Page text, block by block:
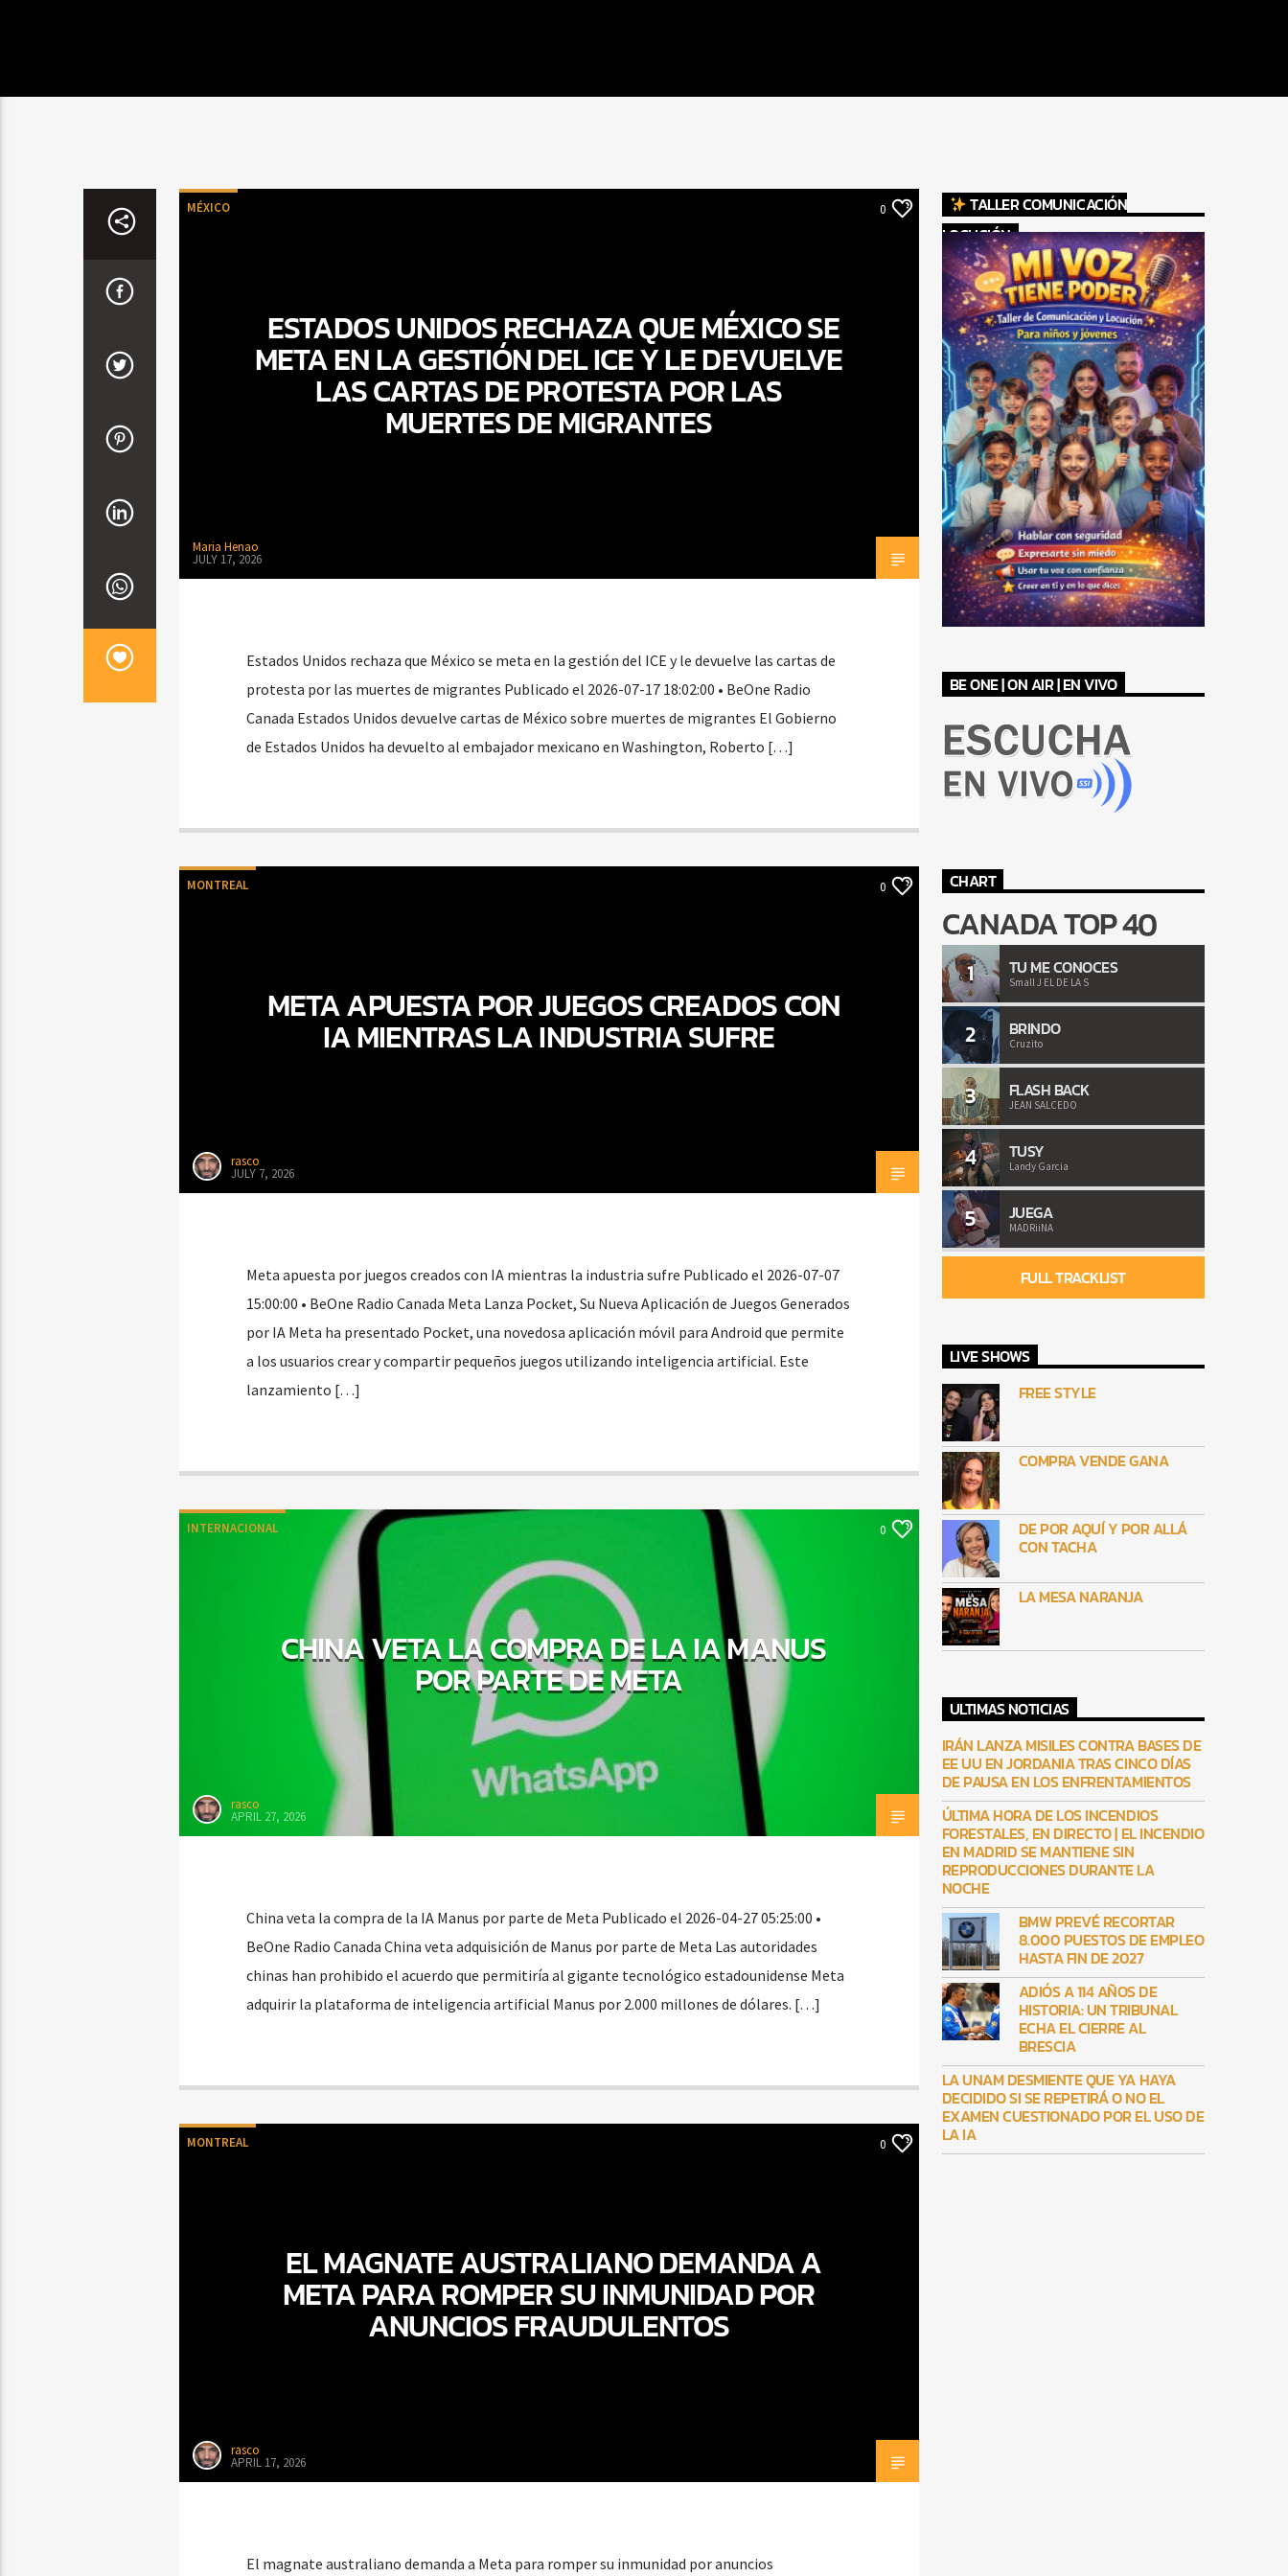
MÉXICO 0
ESTADOS UNIDOS RECHAZA QUE MÉXICO SE
META EN LA GESTIÓN DEL ICE Y LE DEVUELVE
LAS CARTAS DE PROTESTA POR LAS
MUERTES DE MIGRANTES
Maria Henao
JULY 17, 2026
Estados Unidos rechaza que México se meta en la gestión del ICE y le devuelve las cartas de
protesta por las muertes de migrantes Publicado el 2026-07-17 18:02:00 • BeOne Radio
Canada Estados Unidos devuelve cartas de México sobre muertes de migrantes El Gobierno
de Estados Unidos ha devuelto al embajador mexicano en Washington, Roberto […]
MONTREAL 0
META APUESTA POR JUEGOS CREADOS CON
IA MIENTRAS LA INDUSTRIA SUFRE
rasco
JULY 7, 2026
Meta apuesta por juegos creados con IA mientras la industria sufre Publicado el 2026-07-07
15:00:00 • BeOne Radio Canada Meta Lanza Pocket, Su Nueva Aplicación de Juegos Generados
por IA Meta ha presentado Pocket, una novedosa aplicación móvil para Android que permite
a los usuarios crear y compartir pequeños juegos utilizando inteligencia artificial. Este
lanzamiento […]
INTERNACIONAL 0
CHINA VETA LA COMPRA DE LA IA MANUS
POR PARTE DE META
rasco
APRIL 27, 2026
China veta la compra de la IA Manus por parte de Meta Publicado el 2026-04-27 05:25:00 •
BeOne Radio Canada China veta adquisición de Manus por parte de Meta Las autoridades
chinas han prohibido el acuerdo que permitiría al gigante tecnológico estadounidense Meta
adquirir la plataforma de inteligencia artificial Manus por 2.000 millones de dólares. […]
MONTREAL 0
EL MAGNATE AUSTRALIANO DEMANDA A
META PARA ROMPER SU INMUNIDAD POR
ANUNCIOS FRAUDULENTOS
rasco
APRIL 17, 2026
El magnate australiano demanda a Meta para romper su inmunidad por anuncios
TALLER COMUNICACIÓN
LOCUCIÓN
BE ONE | ON AIR | EN VIVO
CHART
CANADA TOP 40
1 TU ME CONOCES
Small J EL DE LA S
2 BRINDO
Cruzito
3 FLASH BACK
JEAN SALCEDO
4 TUSY
Landy Garcia
5 JUEGA
MADRiiNA
FULL TRACKLIST
LIVE SHOWS
FREE STYLE
COMPRA VENDE GANA
DE POR AQUÍ Y POR ALLÁ
CON TACHA
LA MESA NARANJA
ULTIMAS NOTICIAS
IRÁN LANZA MISILES CONTRA BASES DE
EE UU EN JORDANIA TRAS CINCO DÍAS
DE PAUSA EN LOS ENFRENTAMIENTOS
ÚLTIMA HORA DE LOS INCENDIOS
FORESTALES, EN DIRECTO | EL INCENDIO
EN MADRID SE MANTIENE SIN
REPRODUCCIONES DURANTE LA
NOCHE
BMW PREVÉ RECORTAR
8.000 PUESTOS DE EMPLEO
HASTA FIN DE 2027
ADIÓS A 114 AÑOS DE
HISTORIA: UN TRIBUNAL
ECHA EL CIERRE AL
BRESCIA
LA UNAM DESMIENTE QUE YA HAYA
DECIDIDO SI SE REPETIRÁ O NO EL
EXAMEN CUESTIONADO POR EL USO DE
LA IA